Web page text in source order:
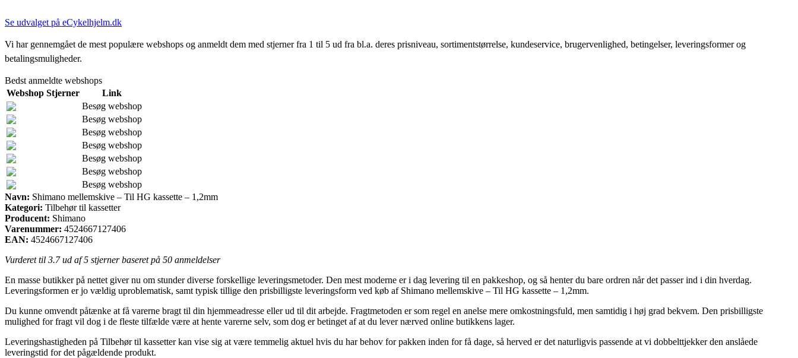
Se udvalget på eCykelhjelm.dk
Vi har gennemgået de mest populære webshops og anmeldt dem med stjerner fra 1 til 5 ud fra bl.a. deres prisniveau, sortimentstørrelse, kundeservice, brugervenlighed, betingelser, leveringsformer og
betalingsmuligheder.
Bedst anmeldte webshops
Webshop Stjerner
Link
Besøg webshop
Besøg webshop
Besøg webshop
Besøg webshop
Besøg webshop
Besøg webshop
Besøg webshop
Navn: Shimano mellemskive – Til HG kassette – 1,2mm
Kategori: Tilbehør til kassetter
Producent: Shimano
Varenummer: 4524667127406
EAN: 4524667127406
Vurderet til 3.7ud af 5 stjerner baseret på 50 anmeldelser
En masse butikker på nettet giver nu om stunder diverse forskellige leveringsmetoder. Den mest moderne er i dag levering til en pakkeshop, og så henter du bare ordren når det passer ind i din hverdag.
Leveringsformen er jo vældig uproblematisk, samt typisk tillige den prisbilligste leveringsform ved køb af Shimano mellemskive – Til HG kassette – 1,2mm.
Du kunne omvendt påtænke at få varerne bragt til din hjemmeadresse eller ud til dit arbejde. Fragtmetoden er som regel en anelse mere omkostningsfuld, men samtidig i høj grad bekvem. Den prisbilligste
mulighed for fragt vil dog i de fleste tilfælde være at hente varerne selv, som dog er betinget af at du lever nærved online butikkens lager.
Leveringshastigheden på Tilbehør til kassetter kan vise sig at være temmelig aktuel hvis du har behov for pakken inden for få dage, så herved er det naturligvis passende at vi dobbelttjekker den anslåede
leveringstid for det pågældende produkt.